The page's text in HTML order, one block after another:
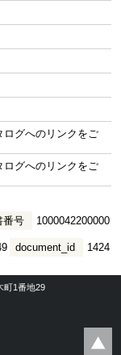
ログへのリンクをご
ログへのリンクをご
番号 1000042200000
document_id 1424
町1番地29